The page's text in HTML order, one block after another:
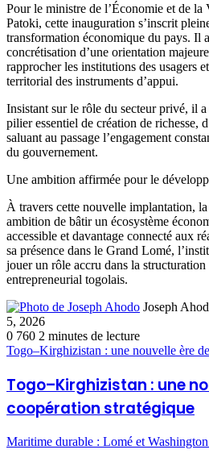
Pour le ministre de l’Économie et de la
Patoki, cette inauguration s’inscrit
transformation économique du pays. Il
concrétisation d’une orientation
rapprocher les institutions des usagers
territorial des instruments d’appui.
Insistant sur le rôle du secteur privé, il
pilier essentiel de création de richesse,
saluant au passage l’engagement
du gouvernement.
Une ambition affirmée pour le
À travers cette nouvelle implantation,
ambition de bâtir un écosystème
accessible et davantage connecté aux
sa présence dans le Grand Lomé,
jouer un rôle accru dans la
entrepreneurial togolais.
Joseph
5, 2026
0 760 2 minutes de lecture
Togo–Kirghizistan : une nouvelle ère
Togo–Kirghizistan : une
coopération stratégique
Maritime durable : Lomé et Washington